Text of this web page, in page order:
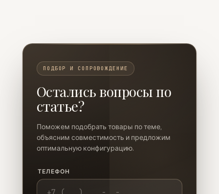
ПОДБОР И СОПРОВОЖДЕНИЕ
Остались вопросы по
статье?
Поможем подобрать товары по теме,
объясним совместимость и предложим
оптимальную конфигурацию.
ТЕЛЕФОН